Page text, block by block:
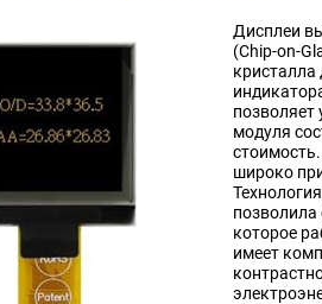
Дисплеи
(Chip-on-
модуля
широко
которое
имеет